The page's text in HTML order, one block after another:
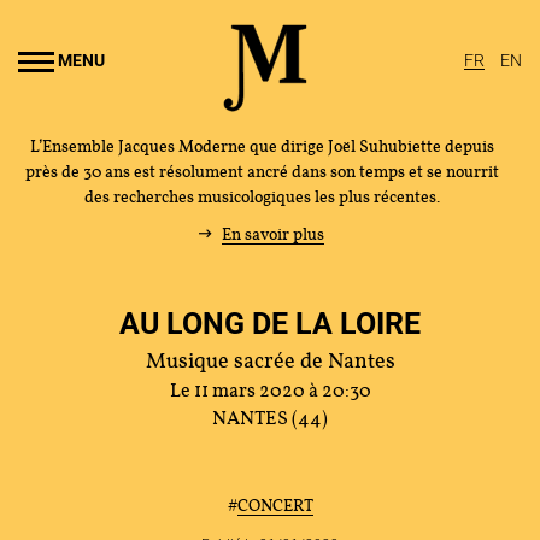
MENU FR EN
JOËL SUHUBIETTE
L’Ensemble Jacques Moderne que dirige Joël Suhubiette depuis
près de 30 ans est résolument ancré dans son temps et se nourrit
des recherches musicologiques les plus récentes.
En savoir plus
AU LONG DE LA LOIRE
Musique sacrée de Nantes
Le 11 mars 2020 à 20:30
NANTES (44)
#CONCERT